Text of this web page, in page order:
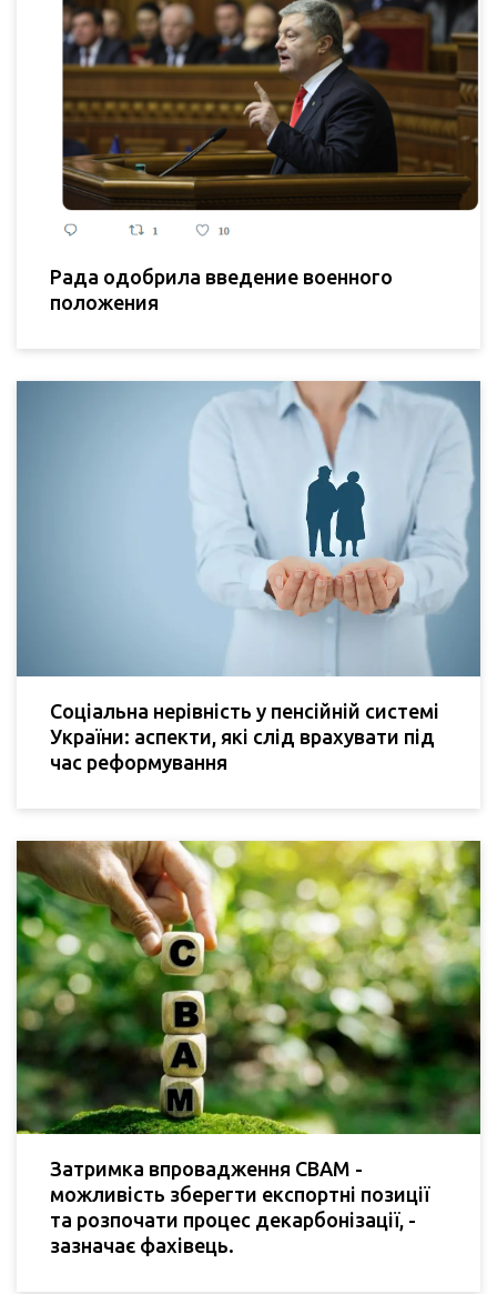
Рада одобрила введение военного
положения
Соціальна нерівність у пенсійній системі
України: аспекти, які слід врахувати під
час реформування
Затримка впровадження CBAM -
можливість зберегти експортні позиції
та розпочати процес декарбонізації, -
зазначає фахівець.